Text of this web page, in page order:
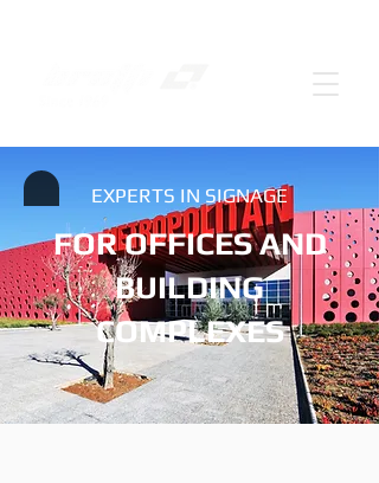
EXPERTS IN SIGNAGE
FOR OFFICES AND
BUILDING
COMPLEXES